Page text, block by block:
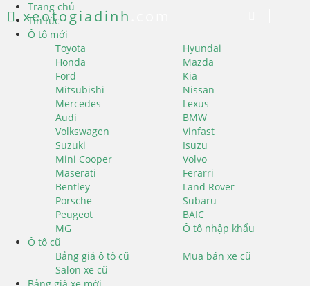
Trang chủ
Tin tức
Ô tô mới
Toyota
Hyundai
Honda
Mazda
Ford
Kia
Mitsubishi
Nissan
Mercedes
Lexus
Audi
BMW
Volkswagen
Vinfast
Suzuki
Isuzu
Mini Cooper
Volvo
Maserati
Ferarri
Bentley
Land Rover
Porsche
Subaru
Peugeot
BAIC
MG
Ô tô nhập khẩu
Ô tô cũ
Bảng giá ô tô cũ
Mua bán xe cũ
Salon xe cũ
xeotogiadinh